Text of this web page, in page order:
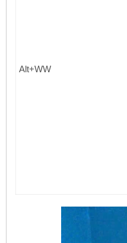
Alt+WW